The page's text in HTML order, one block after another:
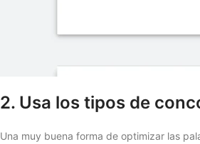
2. Usa los tipos de
Una muy buena forma de optimizar las